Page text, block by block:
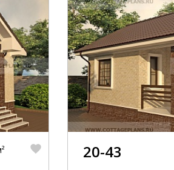
20-43